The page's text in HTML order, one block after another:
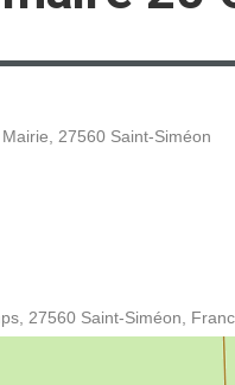
27560 Saint-Siméon
27560 Saint-Siméon,